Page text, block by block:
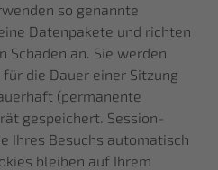
so genannte
Datenpakete und richten
Schaden an. Sie werden
die Dauer einer Sitzung
(permanente
gespeichert. Session-
Ihres Besuchs automatisch
bleiben auf Ihrem